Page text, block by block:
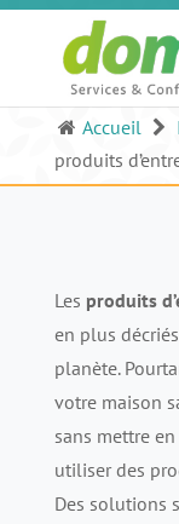
Accueil
produits
Les produits
en plus
planète.
votre maison
sans mettre
utiliser des
Des solutions